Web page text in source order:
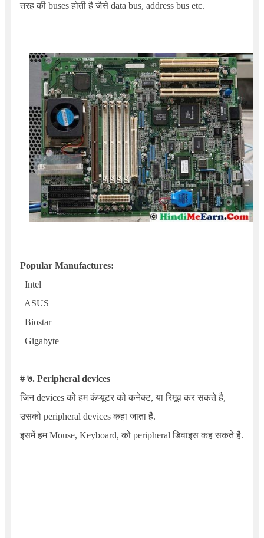
तरह की buses होती है जैसे data bus, address bus etc.
Popular Manufactures:
Intel
ASUS
Biostar
Gigabyte
# ७. Peripheral devices
जिन devices को हम कंप्यूटर को कनेक्ट, या रिमूव कर सकते है,
उसको peripheral devices कहा जाता है.
इसमें हम Mouse, Keyboard, को peripheral डिवाइस कह सकते है.